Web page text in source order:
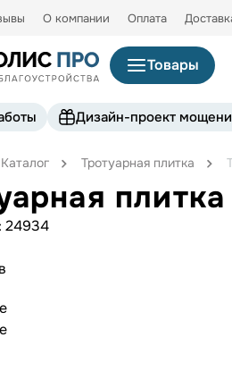
О компании Оплата
Товары
Дизайн-проект
Каталог Тротуарная плитка
24934